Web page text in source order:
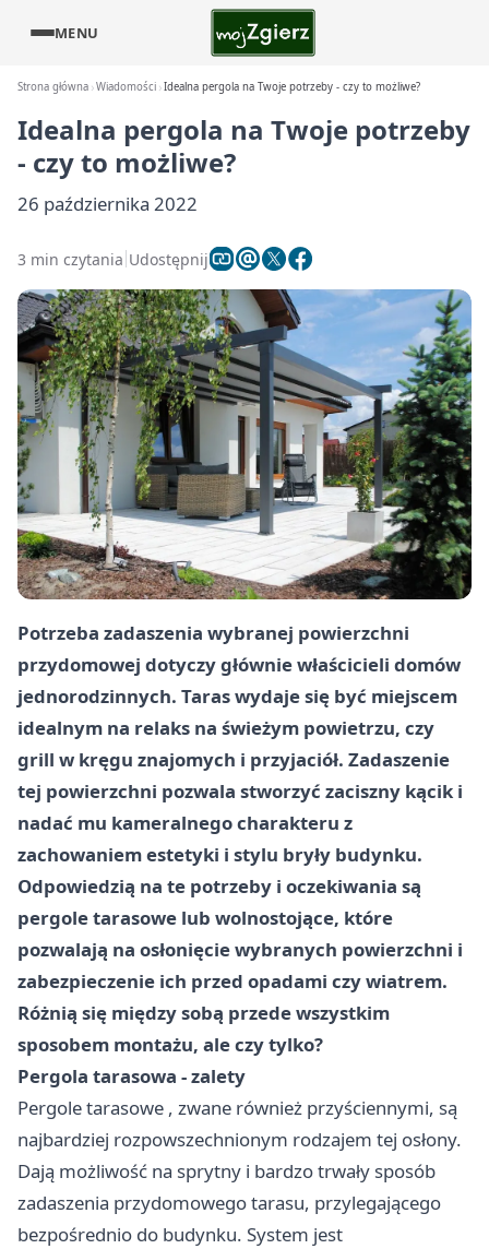
MENU
Strona główna Wiadomości Idealna pergola na Twoje potrzeby - czy to możliwe?
Idealna pergola na Twoje potrzeby
- czy to możliwe?
26 października 2022
3 min czytania Udostępnij
Potrzeba zadaszenia wybranej powierzchni
przydomowej dotyczy głównie właścicieli domów
jednorodzinnych. Taras wydaje się być miejscem
idealnym na relaks na świeżym powietrzu, czy
grill w kręgu znajomych i przyjaciół. Zadaszenie
tej powierzchni pozwala stworzyć zaciszny kącik i
nadać mu kameralnego charakteru z
zachowaniem estetyki i stylu bryły budynku.
Odpowiedzią na te potrzeby i oczekiwania są
pergole tarasowe lub wolnostojące, które
pozwalają na osłonięcie wybranych powierzchni i
zabezpieczenie ich przed opadami czy wiatrem.
Różnią się między sobą przede wszystkim
sposobem montażu, ale czy tylko?
Pergola tarasowa - zalety
Pergole tarasowe , zwane również przyściennymi, są
najbardziej rozpowszechnionym rodzajem tej osłony.
Dają możliwość na sprytny i bardzo trwały sposób
zadaszenia przydomowego tarasu, przylegającego
bezpośrednio do budynku. System jest